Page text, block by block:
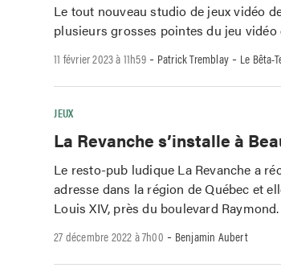
Le tout nouveau studio de jeux vidéo
plusieurs grosses pointes du jeu vidéo
11 février 2023 à 11h59- Patrick Tremblay - Le Bêta-
JEUX
La Revanche s’installe à
Le resto-pub ludique La Revanche a
adresse dans la région de Québec et
Louis XIV, près du boulevard Raymond.
27 décembre 2022 à 7h00 - Benjamin Aubert